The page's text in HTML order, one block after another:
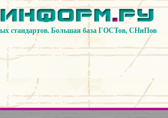
стандартов. Большая база ГОСТов, СНиПов